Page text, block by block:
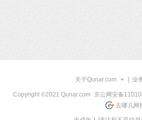
关于Qunar.com 业
Copyright ©2021 Qunar.com 京公网安备
去哪儿网